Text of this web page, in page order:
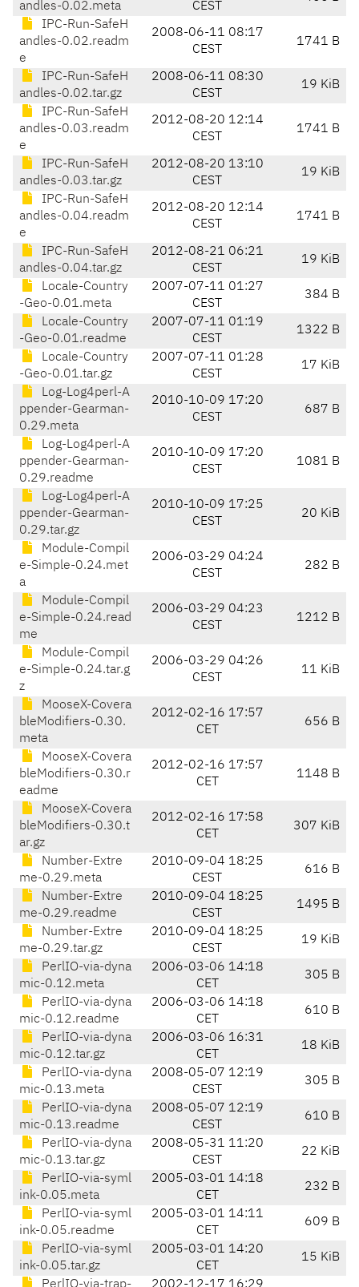
andles-0.02.meta CEST
IPC-Run-SafeH
andles-0.02.readm
e
2008-06-11 08:17
CEST
1741 B
IPC-Run-SafeH
andles-0.02.tar.gz
2008-06-11 08:30
CEST
19 KiB
IPC-Run-SafeH
andles-0.03.readm
e
2012-08-20 12:14
CEST
1741 B
IPC-Run-SafeH
andles-0.03.tar.gz
2012-08-20 13:10
CEST
19 KiB
IPC-Run-SafeH
andles-0.04.readm
e
2012-08-20 12:14
CEST
1741 B
IPC-Run-SafeH
andles-0.04.tar.gz
2012-08-21 06:21
CEST
19 KiB
Locale-Country
-Geo-0.01.meta
2007-07-11 01:27
CEST
384 B
Locale-Country
-Geo-0.01.readme
2007-07-11 01:19
CEST
1322 B
Locale-Country
-Geo-0.01.tar.gz
2007-07-11 01:28
CEST
17 KiB
Log-Log4perl-A
ppender-Gearman-
0.29.meta
2010-10-09 17:20
CEST
687 B
Log-Log4perl-A
ppender-Gearman-
0.29.readme
2010-10-09 17:20
CEST
1081 B
Log-Log4perl-A
ppender-Gearman-
0.29.tar.gz
2010-10-09 17:25
CEST
20 KiB
Module-Compil
e-Simple-0.24.met
a
2006-03-29 04:24
CEST
282 B
Module-Compil
e-Simple-0.24.read
me
2006-03-29 04:23
CEST
1212 B
Module-Compil
e-Simple-0.24.tar.g
z
2006-03-29 04:26
CEST
11 KiB
MooseX-Covera
bleModifiers-0.30.
meta
2012-02-16 17:57
CET
656 B
MooseX-Covera
bleModifiers-0.30.r
eadme
2012-02-16 17:57
CET
1148 B
MooseX-Covera
bleModifiers-0.30.t
ar.gz
2012-02-16 17:58
CET
307 KiB
Number-Extre
me-0.29.meta
2010-09-04 18:25
CEST
616 B
Number-Extre
me-0.29.readme
2010-09-04 18:25
CEST
1495 B
Number-Extre
me-0.29.tar.gz
2010-09-04 18:25
CEST
19 KiB
PerlIO-via-dyna
mic-0.12.meta
2006-03-06 14:18
CET
305 B
PerlIO-via-dyna
mic-0.12.readme
2006-03-06 14:18
CET
610 B
PerlIO-via-dyna
mic-0.12.tar.gz
2006-03-06 16:31
CET
18 KiB
PerlIO-via-dyna
mic-0.13.meta
2008-05-07 12:19
CEST
305 B
PerlIO-via-dyna
mic-0.13.readme
2008-05-07 12:19
CEST
610 B
PerlIO-via-dyna
mic-0.13.tar.gz
2008-05-31 11:20
CEST
22 KiB
PerlIO-via-syml
ink-0.05.meta
2005-03-01 14:18
CET
232 B
PerlIO-via-syml
ink-0.05.readme
2005-03-01 14:11
CET
609 B
PerlIO-via-syml
ink-0.05.tar.gz
2005-03-01 14:20
CET
15 KiB